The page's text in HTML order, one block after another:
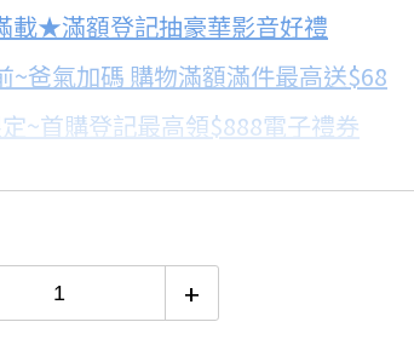
數
率
每期金額
$8,251
$2,207
配合
18家
載★滿額登記抽豪華影音好禮
~爸氣加碼 購物滿額滿件最高送$68
~首購登記最高領$888電子禮券
用卡分期0利率滿額享回饋
挑選七大重點！→點我看達人教你買
+